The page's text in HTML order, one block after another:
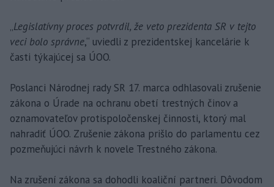
„Legislatívny proces potvrdil, že veto prezidenta SR v tejto
veci bolo správne,“ uviedli z prezidentskej kancelárie k
časti týkajúcej sa ÚOO.
Poslanci Národnej rady SR 17. marca odhlasovali zrušenie
zákona o Úrade na ochranu obetí trestných činov a
oznamovateľov protispoločenskej činnosti, ktorý mal
nahradiť ÚOO. Zrušenie zákona prišlo do parlamentu cez
pozmeňujúci návrh k novele Trestného zákona.
Na zrušení zákona sa dohodli koaliční partneri. Dôvodom